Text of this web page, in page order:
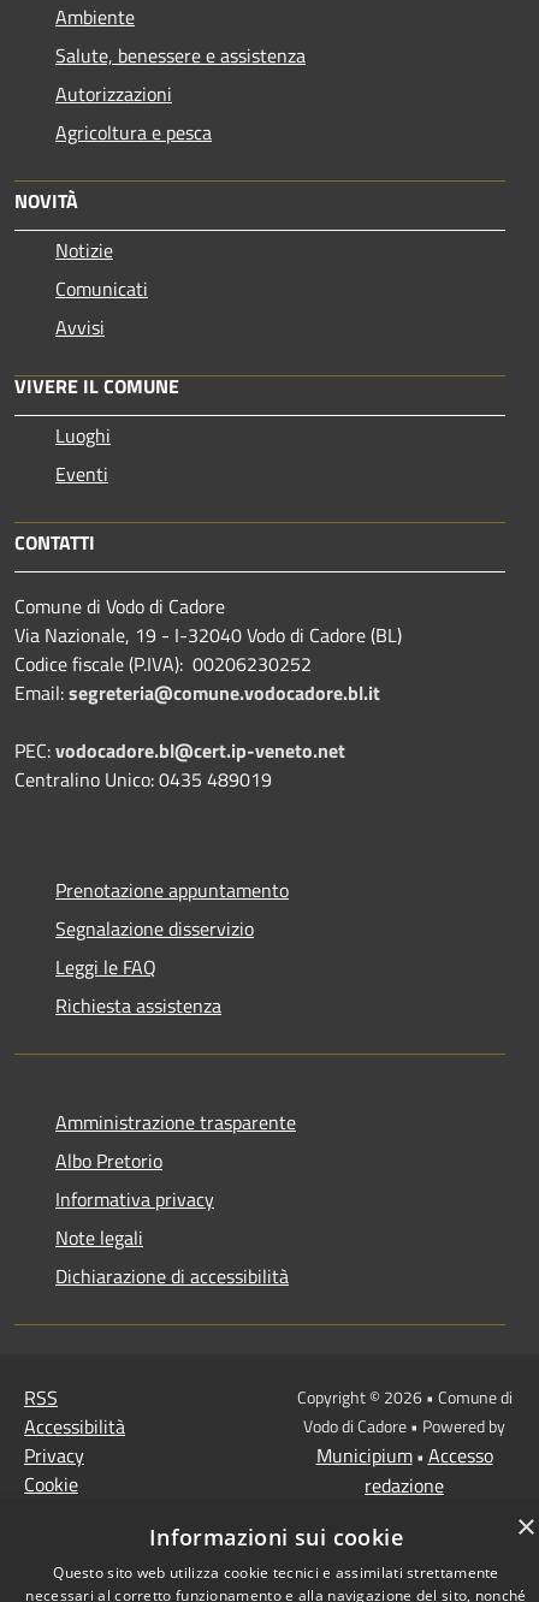
Ambiente
Salute, benessere e assistenza
Autorizzazioni
Agricoltura e pesca
NOVITÀ
Notizie
Comunicati
Avvisi
VIVERE IL COMUNE
Luoghi
Eventi
CONTATTI
Comune di Vodo di Cadore
Via Nazionale, 19 - I-32040 Vodo di Cadore (BL)
Codice fiscale (P.IVA): 00206230252
Email:segreteria@comune.vodocadore.bl.it
PEC:vodocadore.bl@cert.ip-veneto.net
Centralino Unico: 0435 489019
Prenotazione appuntamento
Segnalazione disservizio
Leggi le FAQ
Richiesta assistenza
Amministrazione trasparente
Albo Pretorio
Informativa privacy
Note legali
Dichiarazione di accessibilità
RSS
Accessibilità
Privacy
Cookie
Copyright © 2026 • Comune di
Vodo di Cadore • Powered by
Municipium• Accesso
redazione
×
Informazioni sui cookie
Questo sito web utilizza cookie tecnici e assimilati strettamente
necessari al corretto funzionamento e alla navigazione del sito, nonché